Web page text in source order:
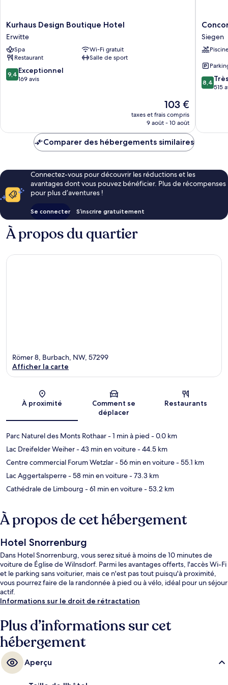
Kurhaus
Design
Boutique
Hotel
Erwitte
Kurhaus Design Boutique Hotel
Erwitte
Spa
Wi-Fi gratuit
Restaurant
Salle de sport
9.4
sur
9,4 Exceptionnel
169 avis
Le
nouveau
prix
de
103 €
taxes et frais compris
9 août - 10 août
Hotel
Siegen
Siegen
Siegen
8.4
sur
8,4
515
Comparer des hébergements similaires
Connectez-vous pour découvrir les réductions et les
avantages dont vous pouvez bénéficier. Plus de récompenses
pour plus d’aventures !
Se connecter S’inscrire gratuitement
À propos du quartier
Carte
Römer 8, Burbach, NW, 57299
Afficher la carte
À proximité
Comment se
déplacer
Restaurants
Parc Naturel des Monts Rothaar- 1 min à pied - 0.0 km
Lac Dreifelder Weiher- 43 min en voiture- 44.5 km
Centre commercial Forum Wetzlar- 56 min en voiture- 55.1 km
Lac Aggertalsperre- 58 min en voiture- 73.3 km
Cathédrale de Limbourg - 61 min en voiture- 53.2 km
À propos de cet hébergement
Hotel Snorrenburg
Dans Hotel Snorrenburg, vous serez situé à moins de 10 minutes de
voiture de Église de Wilnsdorf. Parmi les avantages offerts, l'accès Wi-Fi
et le parking sans voiturier, mais ce n'est pas tout puisqu'à proximité,
vous pourrez faire de la randonnée à pied ou à vélo, idéal pour un séjour
actif.
Informations sur le droit de rétractation
Plus d’informations sur cet
hébergement
Aperçu